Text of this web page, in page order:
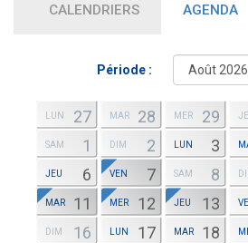
CALENDRIERS AGENDA
Période :
LUN 27 MAR 28 MER 29
SAM 1 DIM 2 LUN 3
JEU 6 VEN 7 SAM 8
MAR 11 MER 12 JEU 13
DIM 16 LUN 17 MAR 18